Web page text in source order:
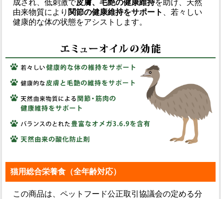
成され、低刺激で皮膚、毛艶の健康維持を助け、天然
由来物質により 関節の健康維持をサポート
、若々しい
健康的な体の状態をアシストします。
猫用総合栄養食（全年齢対応）
この商品は、ペットフード公正取引協議会の定める分